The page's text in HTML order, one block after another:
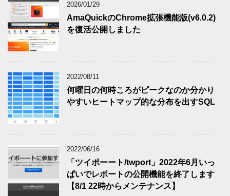
2026/01/29
AmaQuickのChrome拡張機能版(v6.0.2)
を復活公開しました
2022/08/11
何曜日の何時ころがピークなのか分かり
やすいヒートマップ的な分布を出すSQL
2022/06/16
「ツイポーート/twport」2022年6月いっ
ぱいでレポートの公開機能を終了します
【8/1 22時からメンテナンス】